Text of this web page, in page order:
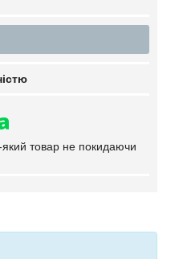
який товар не покидаючи